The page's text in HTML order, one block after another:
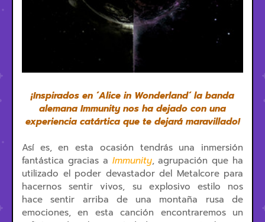
¡Inspirados en ´Alice in Wonderland´ la banda
alemana Immunity nos ha dejado con una
experiencia catártica que te dejará maravillado!
Así es, en esta ocasión tendrás una inmersión
fantástica gracias a Immunity, agrupación que ha
utilizado el poder devastador del Metalcore para
hacernos sentir vivos, su explosivo estilo nos
hace sentir arriba de una montaña rusa de
emociones, en esta canción encontraremos un